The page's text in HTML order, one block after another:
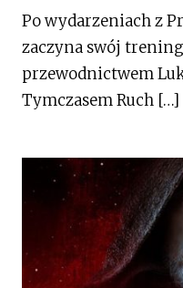
Po wydarzeniach z
zaczyna swój
przewodnictwem
Tymczasem Ruch […]